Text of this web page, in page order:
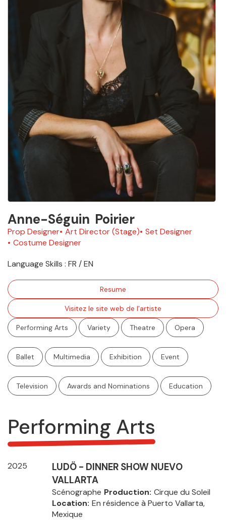
Anne-Séguin Poirier
Prop Designer Art Director (Stage) Set Designer
Costume Designer
Language Skills : FR / EN
Resume
Visitez le site web de l'artiste
Performing Arts Variety Theatre Opera
Ballet Multimedia Exhibition Event
Television Awards and Nominations Education
Performing Arts
2025
LUDÖ - DINNER SHOW NUEVO
VALLARTA
Scénographe Production Cirque du Soleil
Location En résidence à Puerto Vallarta,
Mexique